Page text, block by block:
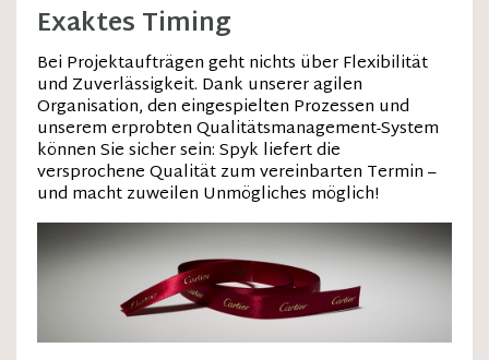
Exaktes Timing
Bei Projektaufträgen geht nichts über Flexibilität
und Zuverlässigkeit. Dank unserer agilen
Organisation, den eingespielten Prozessen und
unserem erprobten Qualitätsmanagement-System
können Sie sicher sein: Spyk liefert die
versprochene Qualität zum vereinbarten Termin –
und macht zuweilen Unmögliches möglich!